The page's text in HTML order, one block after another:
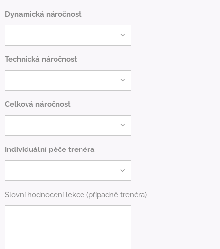
Dynamická náročnost
Technická náročnost
Celková náročnost
Individuální péče trenéra
Slovní hodnocení lekce (případně trenéra)